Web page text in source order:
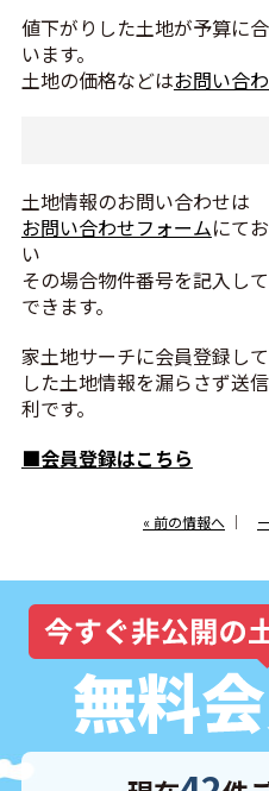
値下がりした土地が予算に
います。
土地の価格などはお問い合
土地情報のお問い合わせは
お問い合わせフォームにて
い
その場合物件番号を記入し
できます。
家土地サーチに会員登録し
した土地情報を漏らさず送
利です。
■会員登録はこちら
« 前の情報へ ｜